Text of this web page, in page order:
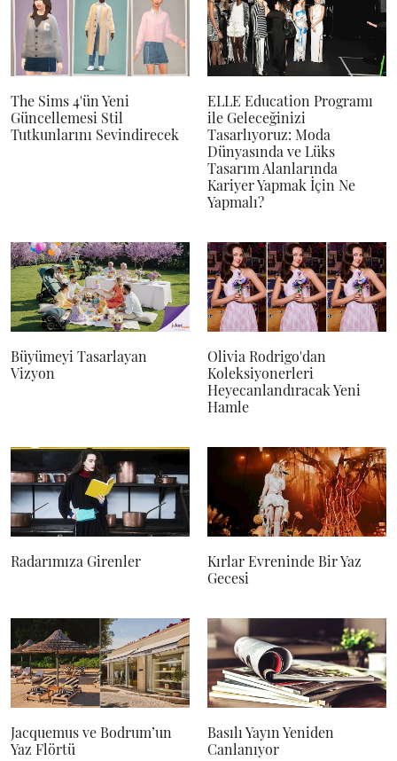
The Sims 4'ün Yeni
Güncellemesi Stil
Tutkunlarını Sevindirecek
ELLE Education Programı
ile Geleceğinizi
Tasarlıyoruz: Moda
Dünyasında ve Lüks
Tasarım Alanlarında
Kariyer Yapmak İçin Ne
Yapmalı?
Büyümeyi Tasarlayan
Vizyon
Olivia Rodrigo'dan
Koleksiyonerleri
Heyecanlandıracak Yeni
Hamle
Radarımıza Girenler
Kırlar Evreninde Bir Yaz
Gecesi
Jacquemus ve Bodrum’un
Yaz Flörtü
Basılı Yayın Yeniden
Canlanıyor